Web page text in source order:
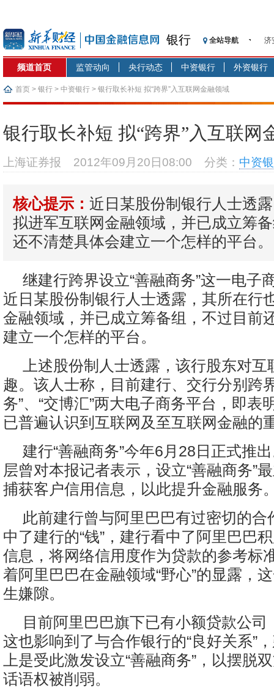
银行 全站导航
济
【
记
济
在
基
恒
频道首页 监管动向 央行动态 中资银行 外资银行
首页 > 银行 > 中资银行 > 银行取长补短 拟“跨界”入互联网金融领域
银行取长补短 拟“跨界”入互联网
上海证券报 2012年09月20日08:00 分类： 中资
核心提示： 近日某股份制银行人士透
拟进军互联网金融领域，并已成立筹
还不清楚具体会建立一个怎样的平台。
继建行跨界设立“善融商务”这一电子
近日某股份制银行人士透露，其所在行
金融领域，并已成立筹备组，不过目前
建立一个怎样的平台。
上述股份制人士透露，该行股东对
趣。该人士称，目前建行、交行分别跨
务”、“交博汇”两大电子商务平台，即表
已普遍认识到互联网及至互联网金融的
建行“善融商务”今年6月28日正式推
层曾对本报记者表示，设立“善融商务”
捕获客户信用信息，以此提升金融服务
此前建行曾与阿里巴巴有过密切的合
中了建行的“钱”，建行看中了阿里巴巴
信息，将网络信用度作为贷款的参考标
着阿里巴巴在金融领域“野心”的显露，
生嫌隙。
目前阿里巴巴旗下已有小额贷款公司
这也影响到了与合作银行的“良好关系”
上是受此激发设立“善融商务”，以摆脱
话语权被削弱。